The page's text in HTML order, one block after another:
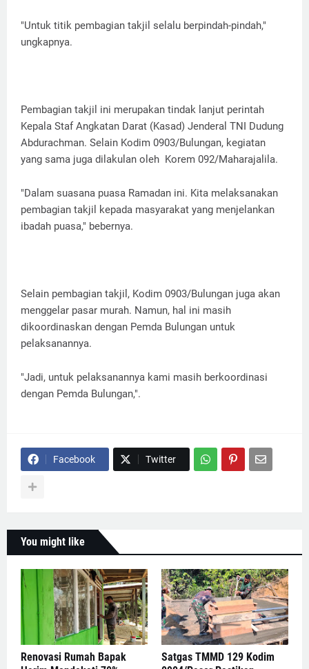
"Untuk titik pembagian takjil selalu berpindah-pindah,"
ungkapnya.
Pembagian takjil ini merupakan tindak lanjut perintah
Kepala Staf Angkatan Darat (Kasad) Jenderal TNI Dudung
Abdurachman. Selain Kodim 0903/Bulungan, kegiatan
yang sama juga dilakulan oleh Korem 092/Maharajalila.
"Dalam suasana puasa Ramadan ini. Kita melaksanakan
pembagian takjil kepada masyarakat yang menjelankan
ibadah puasa," bebernya.
Selain pembagian takjil, Kodim 0903/Bulungan juga akan
menggelar pasar murah. Namun, hal ini masih
dikoordinaskan dengan Pemda Bulungan untuk
pelaksanannya.
"Jadi, untuk pelaksanannya kami masih berkoordinasi
dengan Pemda Bulungan,".
Facebook Twitter
You might like
Renovasi Rumah Bapak
Satgas TMMD 129 Kodim